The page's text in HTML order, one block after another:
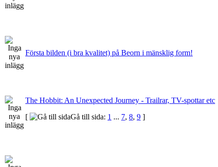
Första bilden (i bra kvalitet) på Beorn i mänsklig form!
The Hobbit: An Unexpected Journey - Trailrar, TV-spottar etc
[
Gå till sida: 1 ... 7, 8, 9 ]